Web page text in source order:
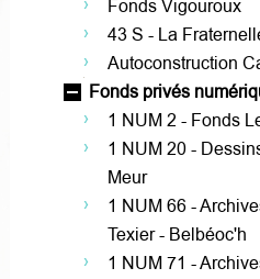
Fonds Vigouroux
43 S - La
Autoconstruction
Fonds privés
1 NUM 2 - Fonds
1 NUM 20 -
Meur
1 NUM 66 -
Texier - Belbéoc'h
1 NUM 71 -